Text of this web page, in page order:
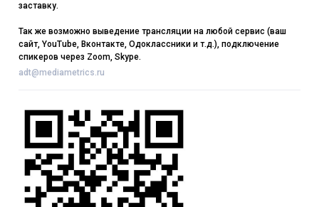
заставку.
Так же возможно выведение трансляции на любой сервис (ваш
сайт, YouTube, Вконтакте, Одоклассники и т.д.), подключение
спикеров через Zoom, Skype.
adt@mediametrics.ru